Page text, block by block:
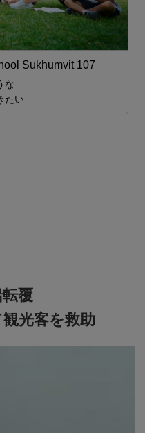
Sukhumvit 107
な
たい
覆
光客を救助